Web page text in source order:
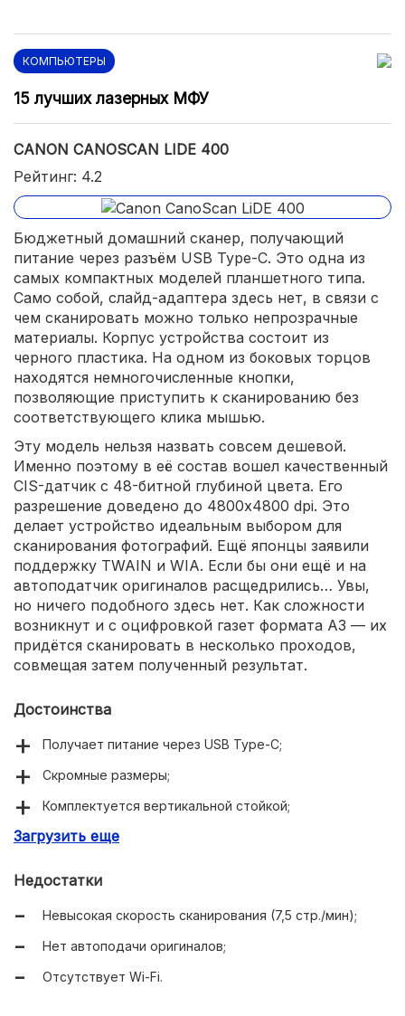
КОМПЬЮТЕРЫ
15 лучших лазерных МФУ
CANON CANOSCAN LIDE 400
Рейтинг: 4.2
Бюджетный домашний сканер, получающий
питание через разъём USB Type-C. Это одна из
самых компактных моделей планшетного типа.
Само собой, слайд-адаптера здесь нет, в связи с
чем сканировать можно только непрозрачные
материалы. Корпус устройства состоит из
черного пластика. На одном из боковых торцов
находятся немногочисленные кнопки,
позволяющие приступить к сканированию без
соответствующего клика мышью.
Эту модель нельзя назвать совсем дешевой.
Именно поэтому в её состав вошел качественный
CIS-датчик с 48-битной глубиной цвета. Его
разрешение доведено до 4800x4800 dpi. Это
делает устройство идеальным выбором для
сканирования фотографий. Ещё японцы заявили
поддержку TWAIN и WIA. Если бы они ещё и на
автоподатчик оригиналов расщедрились… Увы,
но ничего подобного здесь нет. Как сложности
возникнут и с оцифровкой газет формата A3 — их
придётся сканировать в несколько проходов,
совмещая затем полученный результат.
Достоинства
Получает питание через USB Type-C;
Скромные размеры;
Комплектуется вертикальной стойкой;
Высокое разрешение;
Загрузить еще
Недостатки
Невысокая скорость сканирования (7,5 стр./мин);
Нет автоподачи оригиналов;
Отсутствует Wi-Fi.